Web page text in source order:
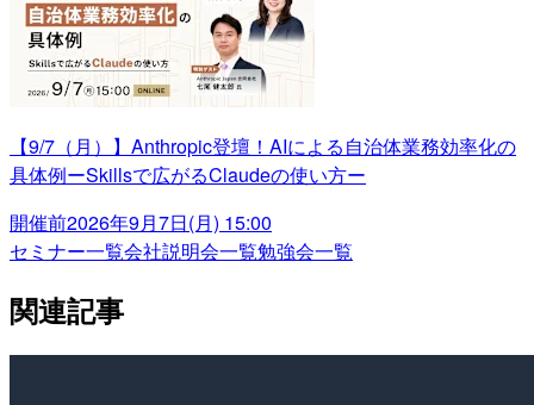
【9/7（月）】Anthropic登壇！AIによる自治体業務効率化の
具体例ーSkillsで広がるClaudeの使い方ー
開催前2026年9月7日(月) 15:00
セミナー一覧会社説明会一覧勉強会一覧
関連記事